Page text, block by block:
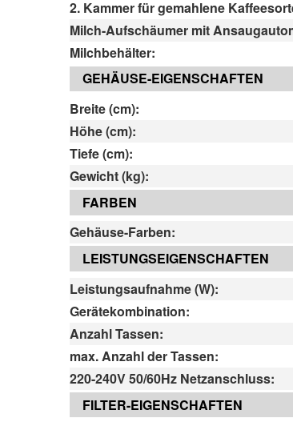
2. Kammer für gemahlene
Milch-Aufschäumer mit
Milchbehälter:
GEHÄUSE-EIGENSCHAFTEN
Breite (cm):
Höhe (cm):
Tiefe (cm):
Gewicht (kg):
FARBEN
Gehäuse-Farben:
LEISTUNGSEIGENSCHAFTEN
Leistungsaufnahme (W):
Gerätekombination:
Anzahl Tassen:
max. Anzahl der Tassen:
220-240V 50/60Hz Netzanschluss:
FILTER-EIGENSCHAFTEN